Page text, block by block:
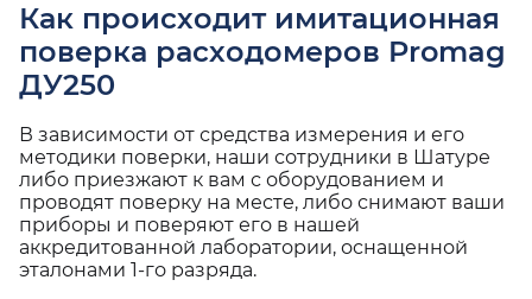
Как происходит имитационная
поверка расходомеров Promag
ДУ250
В зависимости от средства измерения и его
методики поверки, наши сотрудники в Шатуре
либо приезжают к вам с оборудованием и
проводят поверку на месте, либо снимают ваши
приборы и поверяют его в нашей
аккредитованной лаборатории, оснащенной
эталонами 1-го разряда.